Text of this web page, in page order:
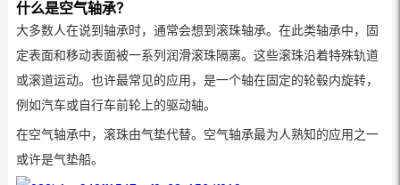
什么是空气轴承？
大多数人在说到轴承时，通常会想到滚珠轴承。在此类轴承中，固
定表面和移动表面被一系列润滑滚珠隔离。这些滚珠沿着特殊轨道
或滚道运动。也许最常见的应用，是一个轴在固定的轮毂内旋转，
例如汽车或自行车前轮上的驱动轴。
在空气轴承中，滚珠由气垫代替。空气轴承最为人熟知的应用之一
或许是气垫船。